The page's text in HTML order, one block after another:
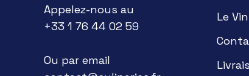
Appelez-nous au
+33 1 76 44 02 59
Ou par email
Le